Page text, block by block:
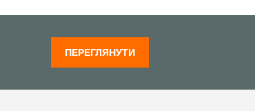
ПЕРЕГЛЯНУТИ